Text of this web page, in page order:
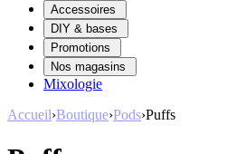
Accessoires
DIY & bases
Promotions
Nos magasins
Mixologie
Accueil›Boutique›Pods›Puffs